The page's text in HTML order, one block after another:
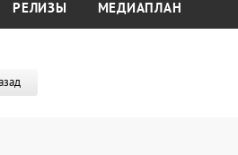
РЕЛИЗЫ МЕДИАПЛАН